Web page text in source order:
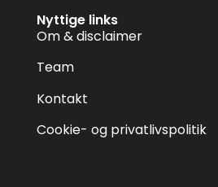
Nyttige links
Om & disclaimer
Team
Kontakt
Cookie- og privatlivspolitik